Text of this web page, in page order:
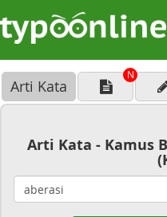
Arti Kata
N
Arti Kata - Kamus